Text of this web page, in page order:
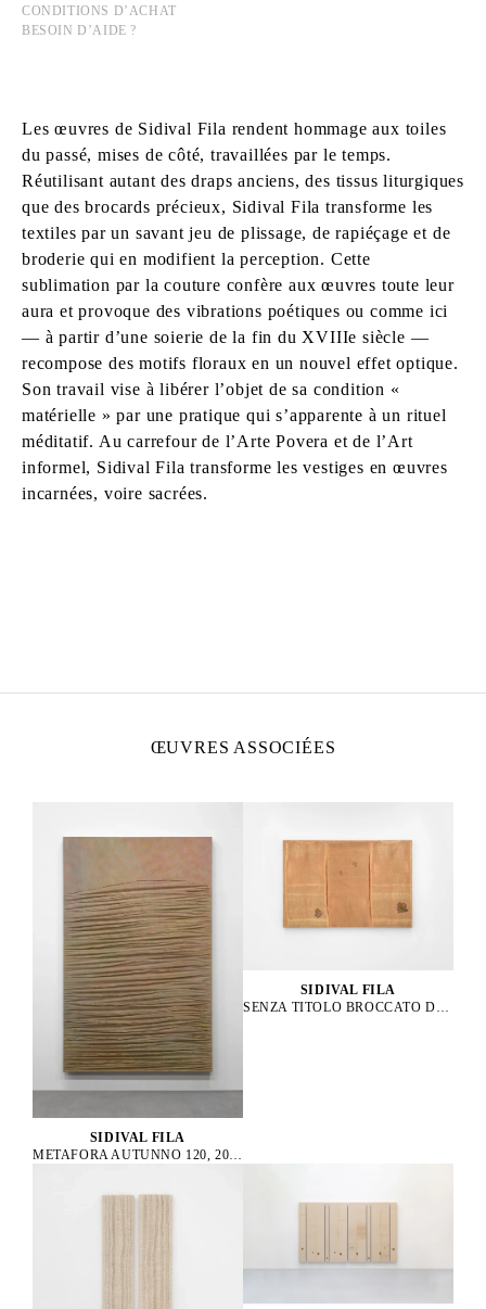
CONDITIONS D’ACHAT
BESOIN D’AIDE ?
Les œuvres de Sidival Fila rendent hommage aux toiles
du passé, mises de côté, travaillées par le temps.
Réutilisant autant des draps anciens, des tissus liturgiques
que des brocards précieux, Sidival Fila transforme les
textiles par un savant jeu de plissage, de rapiéçage et de
broderie qui en modifient la perception. Cette
sublimation par la couture confère aux œuvres toute leur
aura et provoque des vibrations poétiques ou comme ici
― à partir d’une soierie de la fin du XVIIIe siècle ―
recompose des motifs floraux en un nouvel effet optique.
Son travail vise à libérer l’objet de sa condition «
matérielle » par une pratique qui s’apparente à un rituel
méditatif. Au carrefour de l’Arte Povera et de l’Art
informel, Sidival Fila transforme les vestiges en œuvres
incarnées, voire sacrées.
ŒUVRES ASSOCIÉES
SIDIVAL FILA
METAFORA AUTUNNO 120, 2014
SIDIVAL FILA
SENZA TITOLO BROCCATO D’ORO 01, 2021